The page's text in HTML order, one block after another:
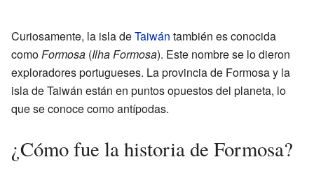
Curiosamente, la isla deTaiwán también es conocida
comoFormosa (Ilha Formosa). Este nombre se lo dieron
exploradores portugueses. La provincia de Formosa y la
isla de Taiwán están en puntos opuestos del planeta, lo
que se conoce como antípodas.
¿Cómo fue la historia de Formosa?